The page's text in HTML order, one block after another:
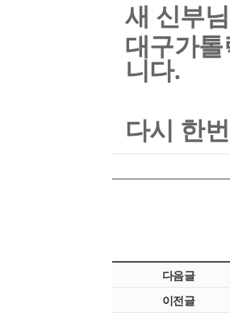
새 신부
대구가
니다.
다시 한
다음글
이전글